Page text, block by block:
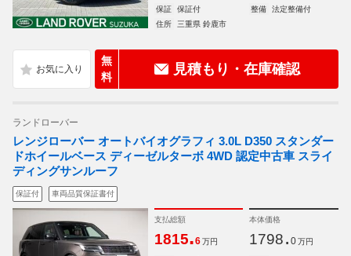
保証
保証付 整備
法定整備付
住所
三重県 鈴鹿市
無
料
見積もり・在庫確認
ランドローバー
レンジローバー オートバイオグラフィ 3.0L D350 スタンダー
ドホイールベース ディーゼルターボ 4WD 認定中古車 スライ
ディングサンルーフ
保証付 車両品質保証書付
支払総額
1815.6 万円
本体価格
1798. 0 万円